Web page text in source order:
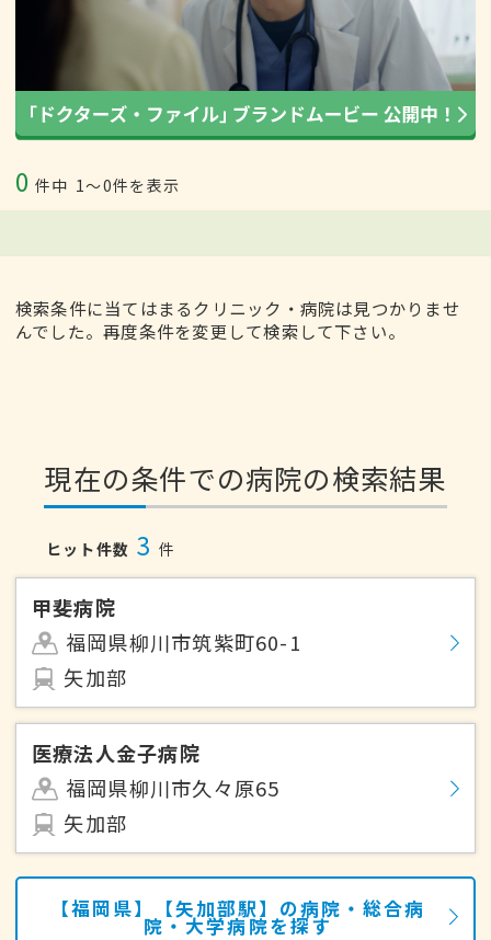
0 件中 1〜0件を表示
検索条件に当てはまるクリニック・病院は見つかりませ
んでした。再度条件を変更して検索して下さい。
現在の条件での病院の検索結果
ヒット件数 3 件
甲斐病院
福岡県柳川市筑紫町60-1
矢加部
医療法人金子病院
福岡県柳川市久々原65
矢加部
【福岡県】【矢加部駅】の病院・総合病
院・大学病院を探す